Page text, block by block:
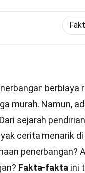
berbiaya
murah. Namun,
sejarah
cerita menarik
penerbangan?
Fakta-fakta ini